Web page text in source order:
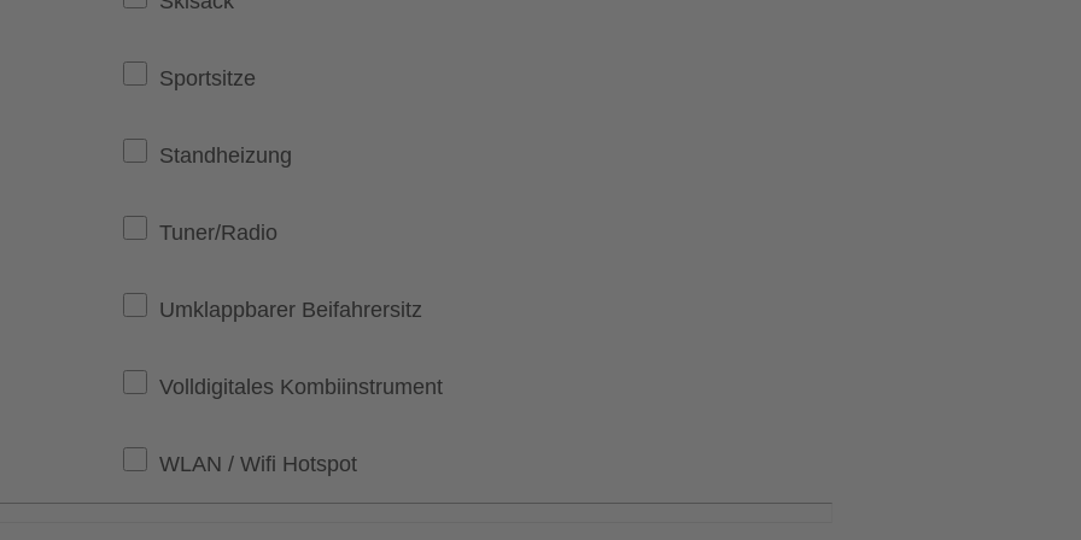
Sportsitze
Standheizung
Tuner/Radio
Umklappbarer Beifahrersitz
Volldigitales Kombiinstrument
WLAN / Wifi Hotspot